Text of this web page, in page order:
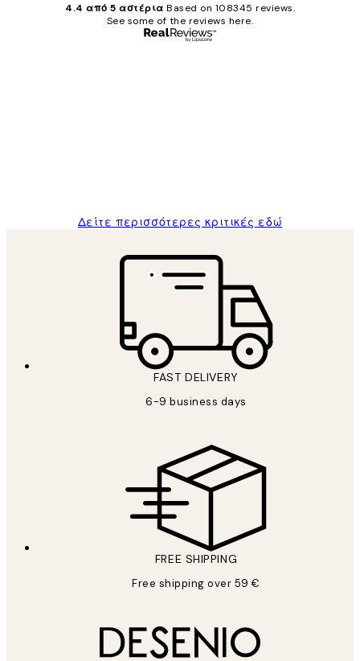
4.4 από 5 αστέρια Based on 108345 reviews.
See some of the reviews here.
Δείτε περισσότερες κριτικές εδώ
FAST DELIVERY
6-9 business days
FREE SHIPPING
Free shipping over 59 €